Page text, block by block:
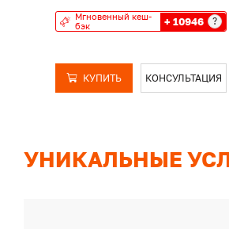
Мгновенный кеш-
бэк
+ 10946 ?
КУПИТЬ КОНСУЛЬТАЦИЯ
УНИКАЛЬНЫЕ